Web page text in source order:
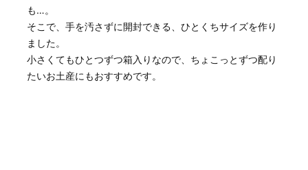
も…。
そこで、手を汚さずに開封できる、ひとくちサイズを作り
ました。
小さくてもひとつずつ箱入りなので、ちょこっとずつ配り
たいお土産にもおすすめです。